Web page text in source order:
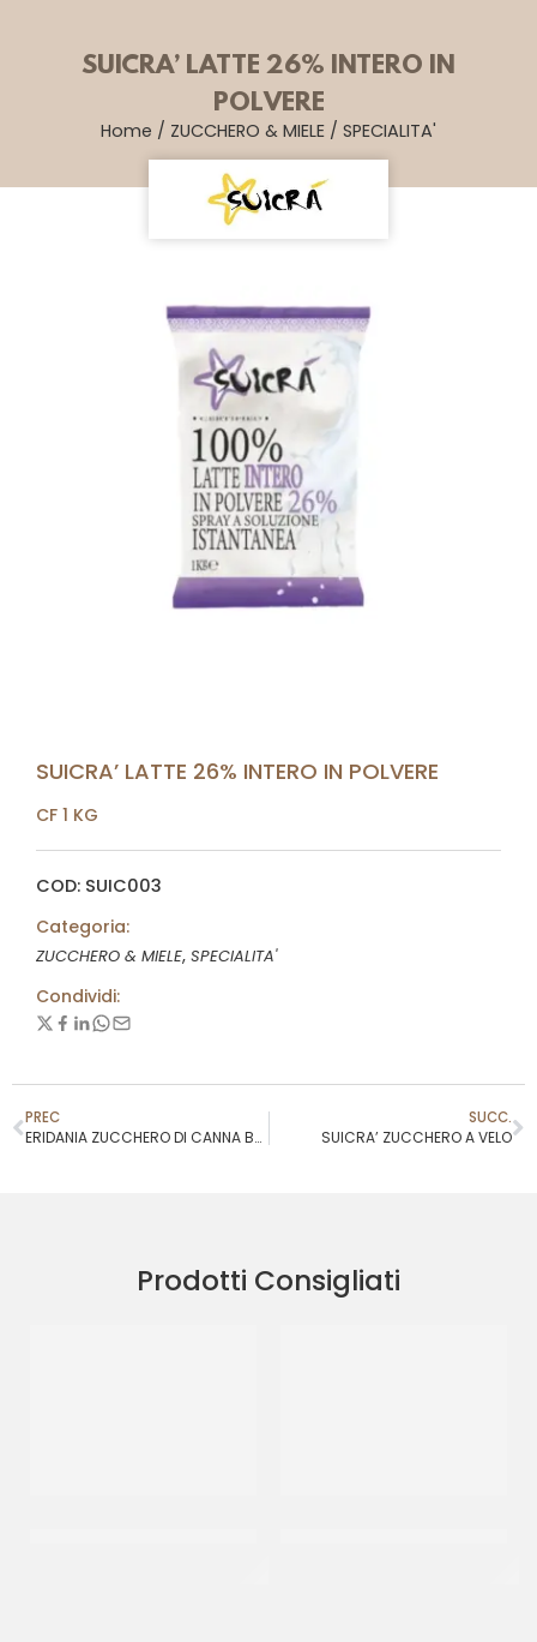
SUICRA’ LATTE 26% INTERO IN
POLVERE
Home / ZUCCHERO & MIELE / SPECIALITA'
SUICRA’ LATTE 26% INTERO IN POLVERE
CF 1 KG
COD: SUIC003
Categoria:
ZUCCHERO & MIELE, SPECIALITA'
Condividi:
PREC
ERIDANIA ZUCCHERO DI CANNA BUSTA TROPICAL CASSONADE
SUCC.
SUICRA’ ZUCCHERO A VELO
Prodotti Consigliati